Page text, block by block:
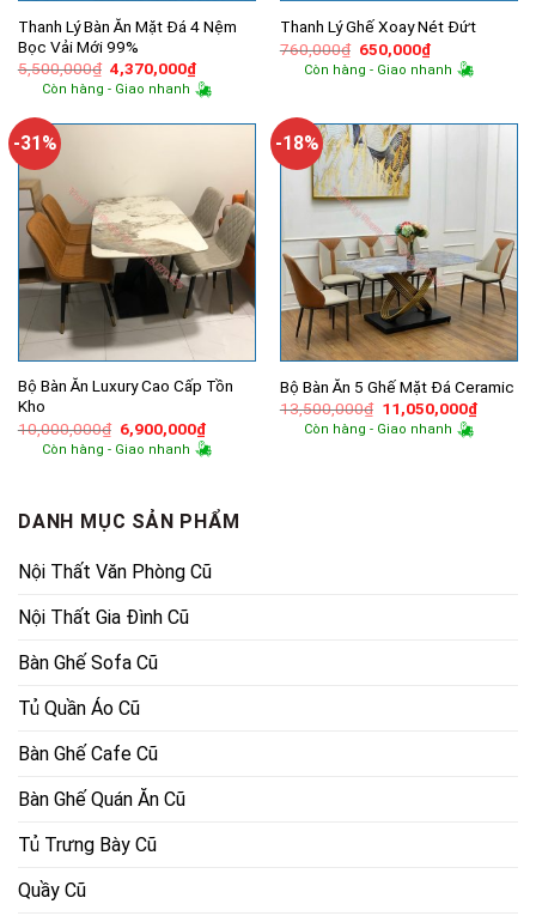
Thanh Lý Bàn Ăn Mặt Đá 4 Nệm
Bọc Vải Mới 99%
5,500,000₫ Giá
gốc
là:
4,370,000₫Giá
hiện
tại
4,370,000₫.
Còn hàng - Giao nhanh
Thanh Lý Ghế Xoay Nét Đứt
760,000₫ Giá
gốc
là:
650,000₫Giá
hiện
tại
Còn hàng - Giao nhanh
-31%
Bộ Bàn Ăn Luxury Cao Cấp Tồn
Kho
10,000,000₫ Giá
gốc
là:
6,900,000₫Giá
hiện
tại
Còn hàng - Giao nhanh
-18%
Bộ Bàn Ăn 5 Ghế Mặt Đá Ceramic
13,500,000₫ Giá
gốc
là:
11,050,000₫Giá
hiện
Còn hàng - Giao nhanh
DANH MỤC SẢN PHẨM
Nội Thất Văn Phòng Cũ
Nội Thất Gia Đình Cũ
Bàn Ghế Sofa Cũ
Tủ Quần Áo Cũ
Bàn Ghế Cafe Cũ
Bàn Ghế Quán Ăn Cũ
Tủ Trưng Bày Cũ
Quầy Cũ